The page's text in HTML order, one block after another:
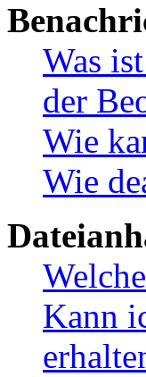
Was
der
Wie
Wie
Kann